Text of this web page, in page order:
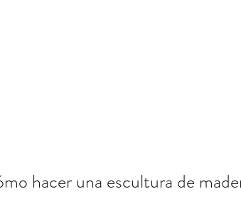
hacer una escultura de